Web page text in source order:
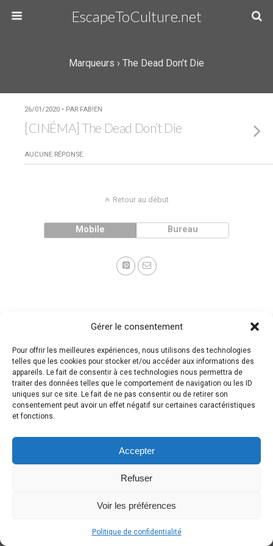
Gérer le consentement
Pour offrir les meilleures expériences, nous utilisons des technologies
telles que les cookies pour stocker et/ou accéder aux informations des
appareils. Le fait de consentir à ces technologies nous permettra de
traiter des données telles que le comportement de navigation ou les ID
uniques sur ce site. Le fait de ne pas consentir ou de retirer son
consentement peut avoir un effet négatif sur certaines caractéristiques
et fonctions.
Accepter
Refuser
Voir les préférences
Politique de confidentialité
EscapeToCulture.net
Marqueurs › The Dead Don’t Die
26/01/2020 • PAR FAB!EN
[CINÉMA] The Dead Don’t Die
AUCUNE RÉPONSE
Retour au début
Mobile Bureau